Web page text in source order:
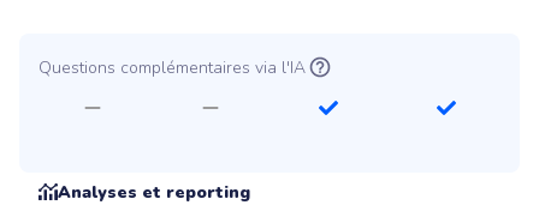
Questions complémentaires via l'IA
Analyses et reporting